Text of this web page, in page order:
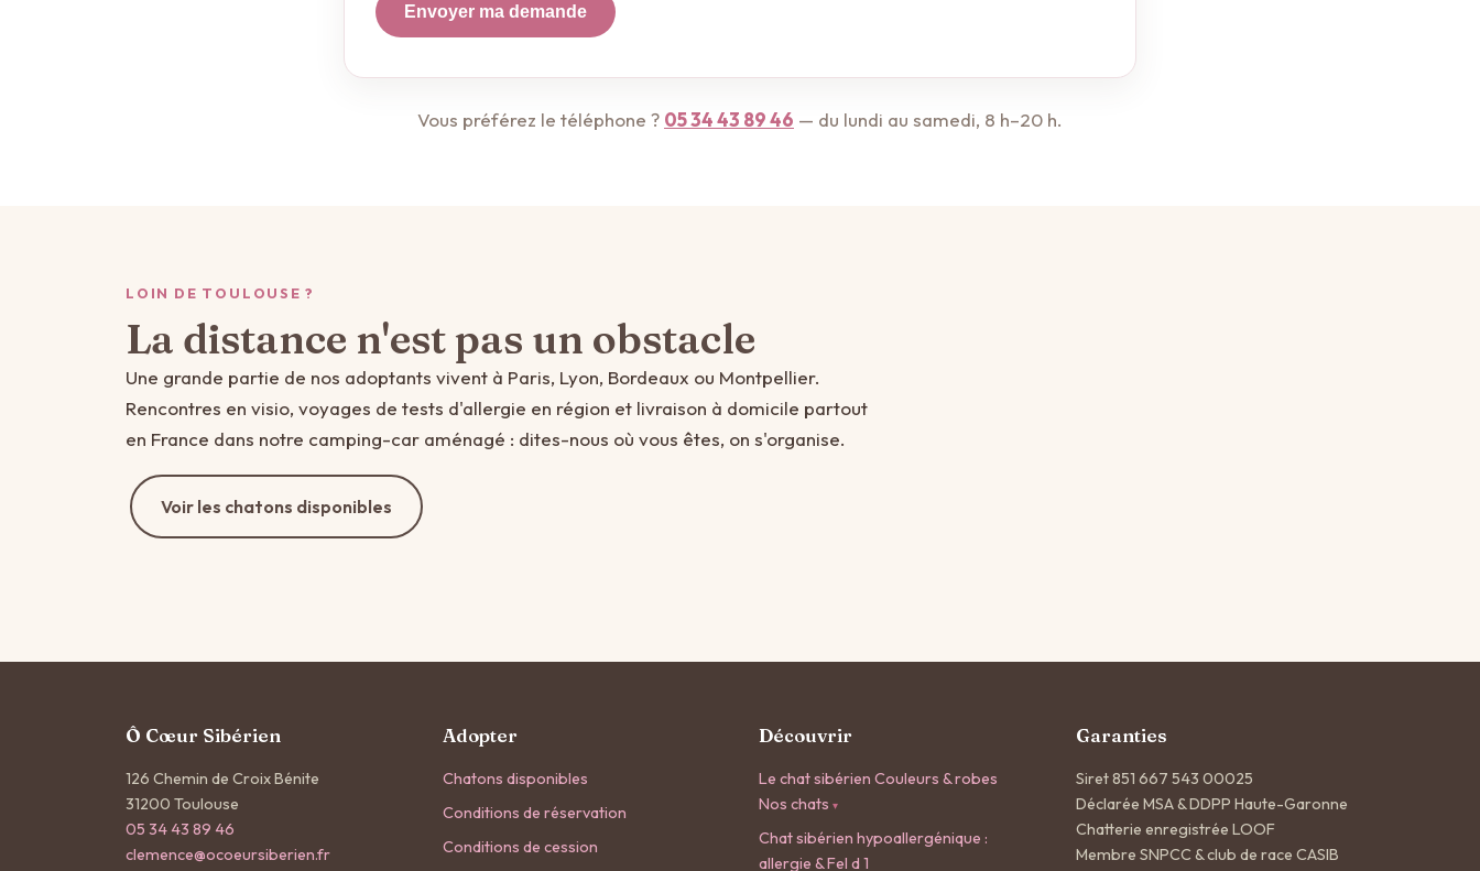
Envoyer ma demande
Vous préférez le téléphone ? 05 34 43 89 46 — du lundi au samedi, 8 h–20 h.
LOIN DE TOULOUSE ?
La distance n'est pas un obstacle
Une grande partie de nos adoptants vivent à Paris, Lyon, Bordeaux ou Montpellier.
Rencontres en visio, voyages de tests d'allergie en région et livraison à domicile partout
en France dans notre camping-car aménagé : dites-nous où vous êtes, on s'organise.
Voir les chatons disponibles
Ô Cœur Sibérien
126 Chemin de Croix Bénite
31200 Toulouse
05 34 43 89 46
clemence@ocoeursiberien.fr
Adopter
Chatons disponibles
Conditions de réservation
Conditions de cession
Découvrir
Le chat sibérien Couleurs & robes
Nos chats ▾
Chat sibérien hypoallergénique :
allergie & Fel d 1
Garanties
Siret 851 667 543 00025
Déclarée MSA & DDPP Haute-Garonne
Chatterie enregistrée LOOF
Membre SNPCC & club de race CASIB